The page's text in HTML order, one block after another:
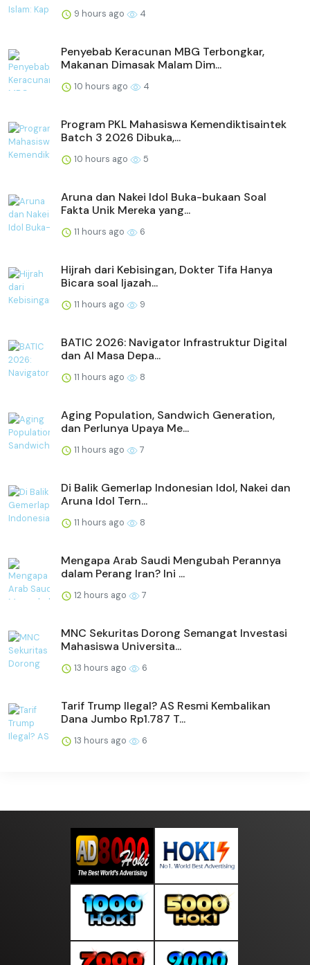
9 hours ago 4
Penyebab Keracunan MBG Terbongkar,
Makanan Dimasak Malam Dim...
10 hours ago 4
Program PKL Mahasiswa Kemendiktisaintek
Batch 3 2026 Dibuka,...
10 hours ago 5
Aruna dan Nakei Idol Buka-bukaan Soal
Fakta Unik Mereka yang...
11 hours ago 6
Hijrah dari Kebisingan, Dokter Tifa Hanya
Bicara soal Ijazah...
11 hours ago 9
BATIC 2026: Navigator Infrastruktur Digital
dan AI Masa Depa...
11 hours ago 8
Aging Population, Sandwich Generation,
dan Perlunya Upaya Me...
11 hours ago 7
Di Balik Gemerlap Indonesian Idol, Nakei dan
Aruna Idol Tern...
11 hours ago 8
Mengapa Arab Saudi Mengubah Perannya
dalam Perang Iran? Ini ...
12 hours ago 7
MNC Sekuritas Dorong Semangat Investasi
Mahasiswa Universita...
13 hours ago 6
Tarif Trump Ilegal? AS Resmi Kembalikan
Dana Jumbo Rp1.787 T...
13 hours ago 6